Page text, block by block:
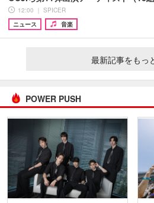
12:00 ｜ SPICER
ニュース
音楽
最新記事をもっ
POWER PUSH